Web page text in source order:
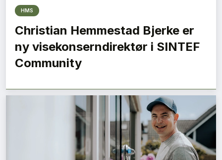
HMS
Christian Hemmestad Bjerke er
ny visekonserndirektør i SINTEF
Community